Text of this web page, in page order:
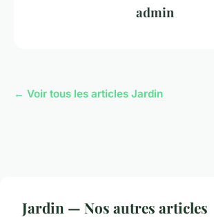
admin
← Voir tous les articles Jardin
Jardin — Nos autres articles